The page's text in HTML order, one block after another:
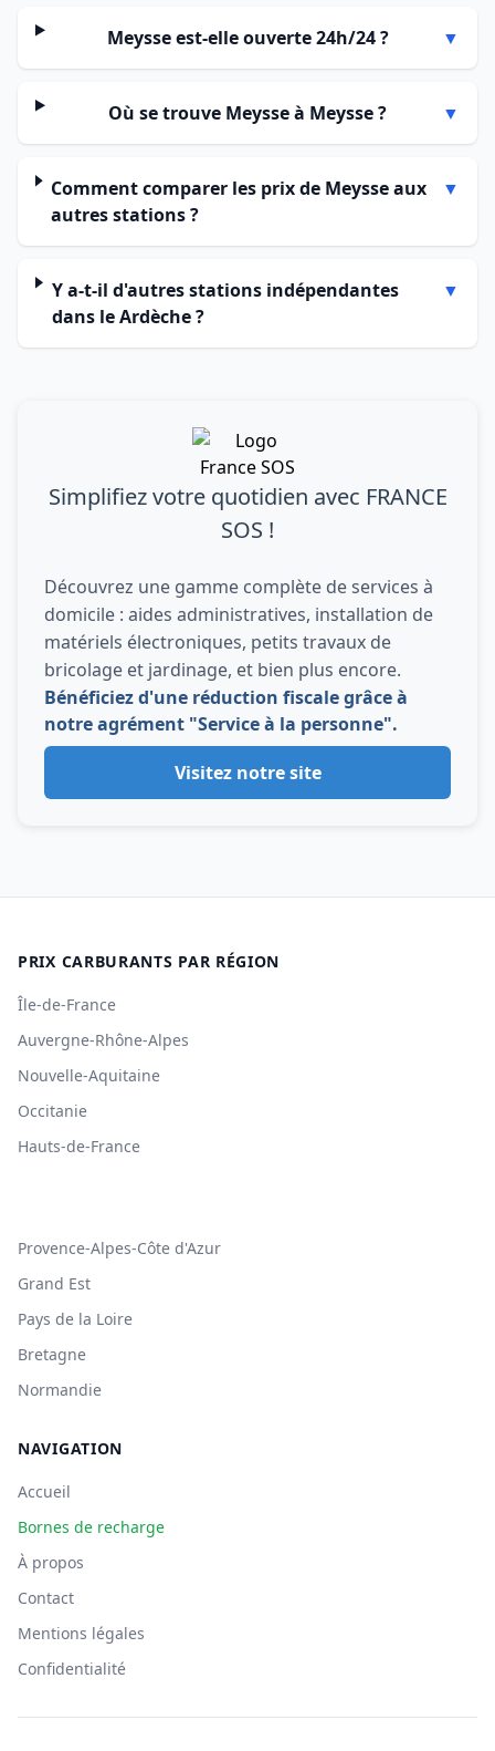
Meysse est-elle ouverte 24h/24 ? ▼
Où se trouve Meysse à Meysse ? ▼
Comment comparer les prix de Meysse aux
autres stations ?
▼
Y a-t-il d'autres stations indépendantes
dans le Ardèche ?
▼
Simplifiez votre quotidien avec FRANCE
SOS !
Découvrez une gamme complète de services à
domicile : aides administratives, installation de
matériels électroniques, petits travaux de
bricolage et jardinage, et bien plus encore.
Bénéficiez d'une réduction fiscale grâce à
notre agrément "Service à la personne".
Visitez notre site
PRIX CARBURANTS PAR RÉGION
Île-de-France
Auvergne-Rhône-Alpes
Nouvelle-Aquitaine
Occitanie
Hauts-de-France
Provence-Alpes-Côte d'Azur
Grand Est
Pays de la Loire
Bretagne
Normandie
NAVIGATION
Accueil
Bornes de recharge
À propos
Contact
Mentions légales
Confidentialité